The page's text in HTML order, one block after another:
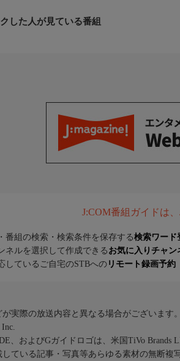
した人が見ている番組
J:COM番組ガイドは
番組の検索・検索条件を保存する検索ワード
ネルを選択して作成できる お気に入りチャン
しているご自宅のSTBへの リモート録画予約
実際の放送内容と異なる場合がございます。
、およびGガイドロゴは、米国TiVo
ている記事・写真等あらゆる素材の無断複